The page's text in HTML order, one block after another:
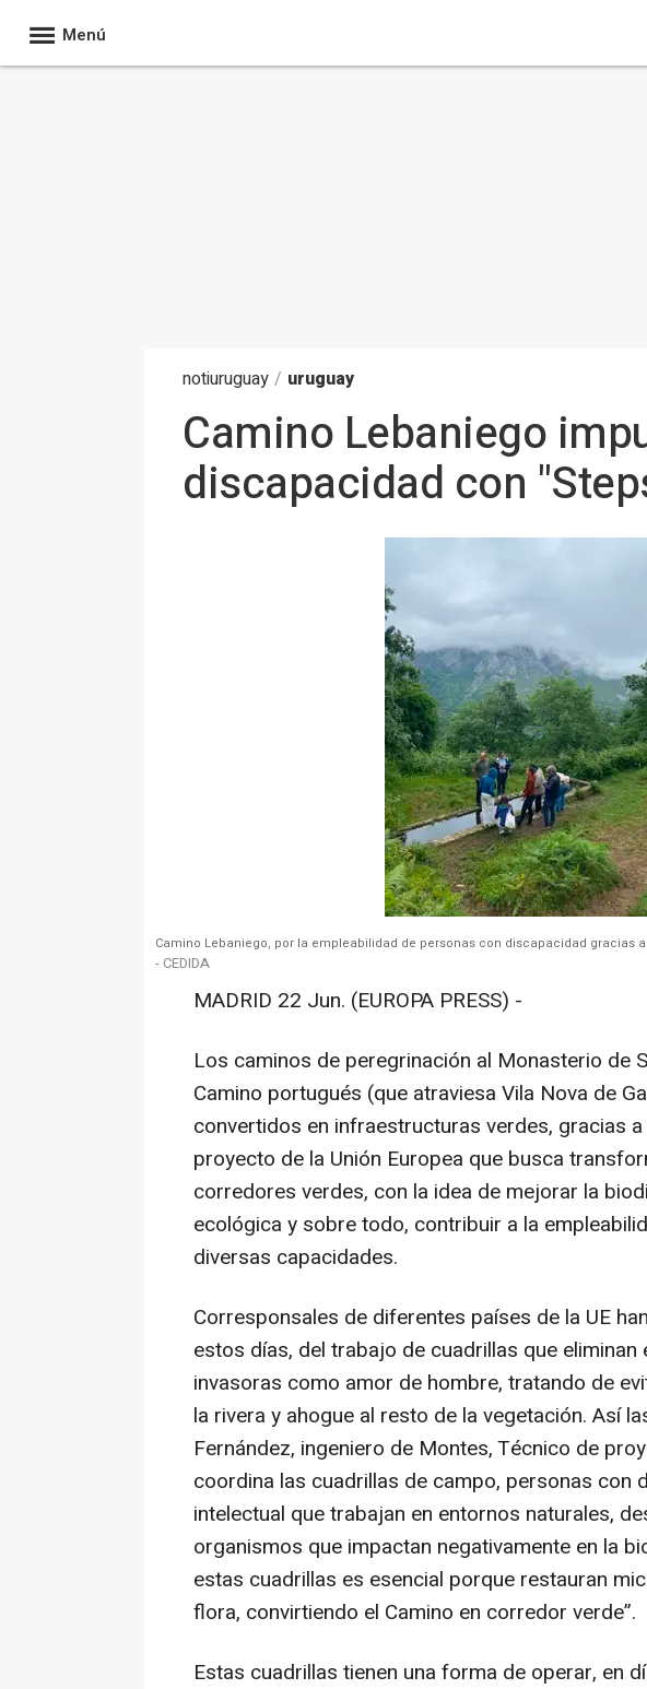
Menú
notiuruguay / uruguay
Camino Lebaniego
discapacidad con
Camino Lebaniego, por la empleabilidad de personas con discapacidad gracias a
- CEDIDA
MADRID 22 Jun. (EUROPA PRESS) -
Los caminos de peregrinación al Monasterio de
Camino portugués (que atraviesa Vila Nova de
convertidos en infraestructuras verdes, gracias
proyecto de la Unión Europea que busca
corredores verdes, con la idea de mejorar la
ecológica y sobre todo, contribuir a la
diversas capacidades.
Corresponsales de diferentes países de la UE
estos días, del trabajo de cuadrillas que eliminan
invasoras como amor de hombre, tratando de
la rivera y ahogue al resto de la vegetación. Así
Fernández, ingeniero de Montes, Técnico de
coordina las cuadrillas de campo, personas con
intelectual que trabajan en entornos naturales,
organismos que impactan negativamente en la
estas cuadrillas es esencial porque restauran
flora, convirtiendo el Camino en corredor verde”.
Estas cuadrillas tienen una forma de operar, en